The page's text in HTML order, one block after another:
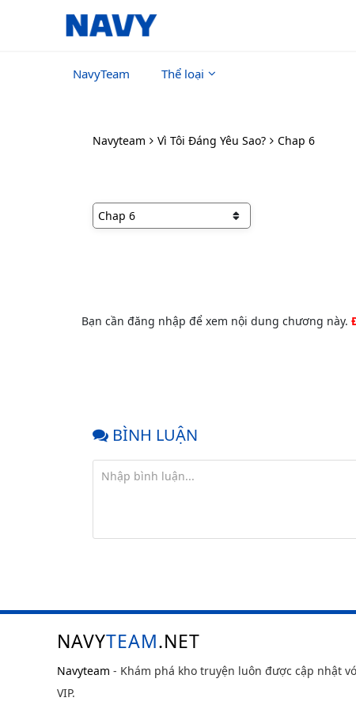
NavyTeam Thể loại
Navyteam Vì Tôi Đáng Yêu Sao? Chap 6
Bạn cần đăng nhập để xem nội dung chương này.
BÌNH LUẬN
NAVYTEAM.NET
Navyteam - Khám phá kho truyện luôn được cập nhật
VIP.